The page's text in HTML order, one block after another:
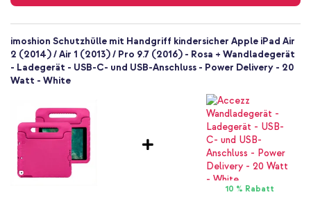
imoshion Schutzhülle mit Handgriff kindersicher Apple iPad Air
2 (2014) / Air 1 (2013) / Pro 9.7 (2016) - Rosa + Wandladegerät
- Ladegerät - USB-C- und USB-Anschluss - Power Delivery - 20
Watt - White
10 % Rabatt